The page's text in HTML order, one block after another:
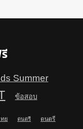
Summer
ข้อสอบ
ย ดนตรี ดนตรี